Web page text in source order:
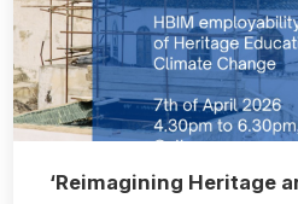
‘Reimagining Heritage